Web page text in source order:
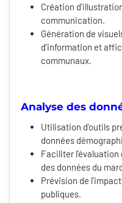
Création
communication.
Génération de
d'information et
communaux.
Analyse des
Utilisation d'outils
données
Faciliter l'évaluation
des données du
Prévision de
publiques.